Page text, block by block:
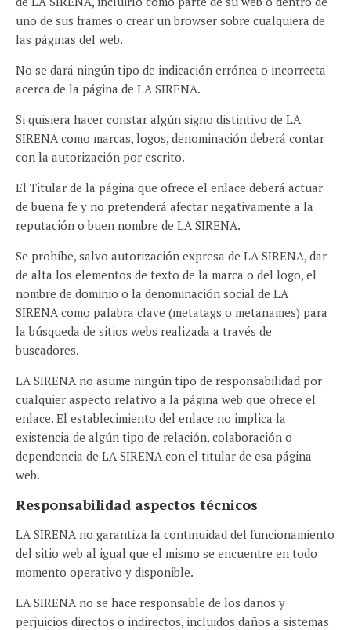
uno de sus frames o crear un browser sobre cualquiera de
las páginas del web.
No se dará ningún tipo de indicación errónea o incorrecta
acerca de la página de LA SIRENA.
Si quisiera hacer constar algún signo distintivo de LA
SIRENA como marcas, logos, denominación deberá contar
con la autorización por escrito.
El Titular de la página que ofrece el enlace deberá actuar
de buena fe y no pretenderá afectar negativamente a la
reputación o buen nombre de LA SIRENA.
Se prohíbe, salvo autorización expresa de LA SIRENA, dar
de alta los elementos de texto de la marca o del logo, el
nombre de dominio o la denominación social de LA
SIRENA como palabra clave (metatags o metanames) para
la búsqueda de sitios webs realizada a través de
buscadores.
LA SIRENA no asume ningún tipo de responsabilidad por
cualquier aspecto relativo a la página web que ofrece el
enlace. El establecimiento del enlace no implica la
existencia de algún tipo de relación, colaboración o
dependencia de LA SIRENA con el titular de esa página
web.
Responsabilidad aspectos técnicos
LA SIRENA no garantiza la continuidad del funcionamiento
del sitio web al igual que el mismo se encuentre en todo
momento operativo y disponible.
LA SIRENA no se hace responsable de los daños y
perjuicios directos o indirectos, incluidos daños a sistemas